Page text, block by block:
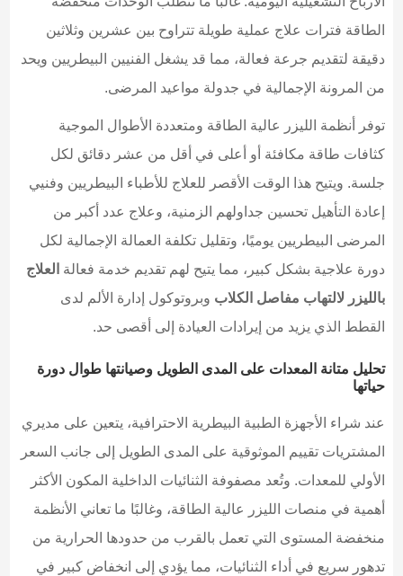
الطاقة فترات علاج عملية طويلة تتراوح بين عشرين وثلاثين
دقيقة لتقديم جرعة فعالة، مما قد يشغل الفنيين البيطريين ويحد
من المرونة الإجمالية في جدولة مواعيد المرضى.
توفر أنظمة الليزر عالية الطاقة ومتعددة الأطوال الموجية
كثافات طاقة مكافئة أو أعلى في أقل من عشر دقائق لكل
جلسة. ويتيح هذا الوقت الأقصر للعلاج للأطباء البيطريين وفنيي
إعادة التأهيل تحسين جداولهم الزمنية، وعلاج عدد أكبر من
المرضى البيطريين يوميًا، وتقليل تكلفة العمالة الإجمالية لكل
دورة علاجية بشكل كبير، مما يتيح لهم تقديم خدمة فعالة العلاج
بالليزر لالتهاب مفاصل الكلاب وبروتوكول إدارة الألم لدى
القطط الذي يزيد من إيرادات العيادة إلى أقصى حد.
تحليل متانة المعدات على المدى الطويل وصيانتها طوال دورة
حياتها
عند شراء الأجهزة الطبية البيطرية الاحترافية، يتعين على مديري
المشتريات تقييم الموثوقية على المدى الطويل إلى جانب السعر
الأولي للمعدات. وتُعد مصفوفة الثنائيات الداخلية المكون الأكثر
أهمية في منصات الليزر عالية الطاقة، وغالبًا ما تعاني الأنظمة
منخفضة المستوى التي تعمل بالقرب من حدودها الحرارية من
تدهور سريع في أداء الثنائيات، مما يؤدي إلى انخفاض كبير في